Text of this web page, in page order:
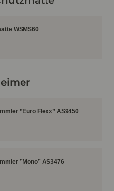
WSMS60
”Euro Flexx” AS9450
”Mono” AS3476